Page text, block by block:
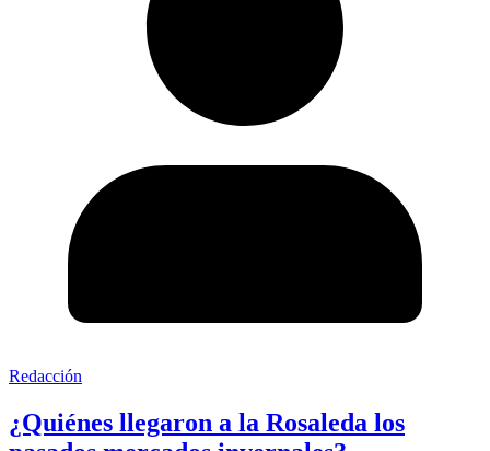
Redacción
¿Quiénes llegaron a la Rosaleda los